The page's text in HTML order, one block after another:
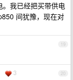
我已经把买带供电
间犹豫，现在对
19
20
3